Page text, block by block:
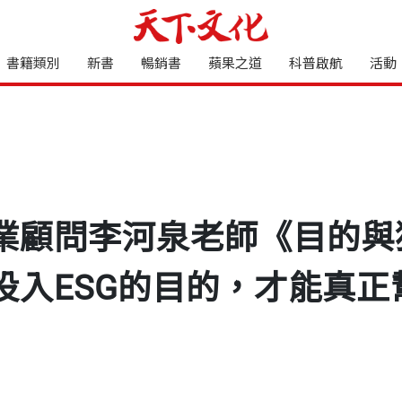
書籍類別 新書 暢銷書 蘋果之道 科普啟航 活動
顧問李河泉老師《目的
入ESG的目的，才能真